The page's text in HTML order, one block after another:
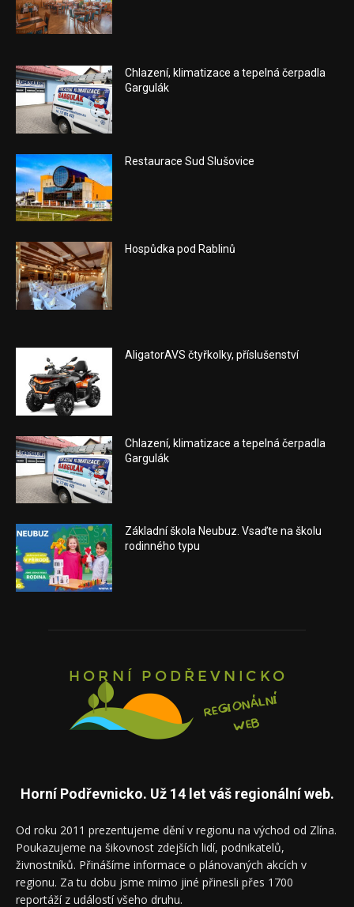
Chlazení, klimatizace a tepelná čerpadla
Gargulák
Restaurace Sud Slušovice
Hospůdka pod Rablinů
AligatorAVS čtyřkolky, příslušenství
Chlazení, klimatizace a tepelná čerpadla
Gargulák
Základní škola Neubuz. Vsaďte na školu
rodinného typu
Horní Podřevnicko. Už 14 let váš regionální web.
Od roku 2011 prezentujeme dění v regionu na východ od Zlína.
Poukazujeme na šikovnost zdejších lidí, podnikatelů,
živnostníků. Přinášíme informace o plánovaných akcích v
regionu. Za tu dobu jsme mimo jiné přinesli přes 1700
reportáží z událostí všeho druhu.